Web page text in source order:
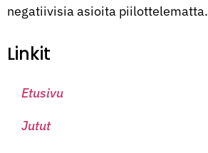
negatiivisia asioita piilottelematta.
Linkit
Etusivu
Jutut